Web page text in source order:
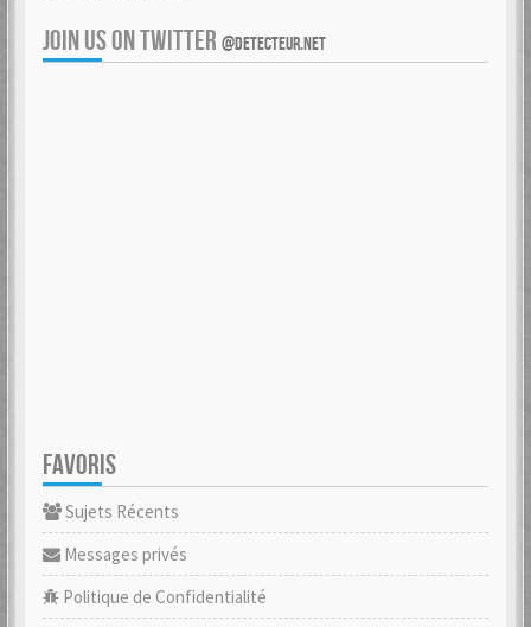
JOIN US ON TWITTER @DETECTEUR.NET
FAVORIS
Sujets Récents
Messages privés
Politique de Confidentialité